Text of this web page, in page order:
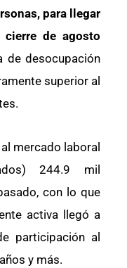
para llegar
de agosto
de desocupación
superior al
mercado laboral
244.9 mil
con lo que
activa llegó a
participación al
y más.